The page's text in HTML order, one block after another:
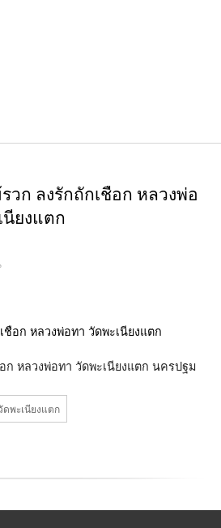
วก ลงรักถักเชือก หลวงพ่อ
นียงแตก
บน
ถัก
เชือก
พ่อ
วัด
พะเนียง
แตก
ก หลวงพ่อทา วัดพะเนียงแตก นครปฐม
ดพะเนียงแตก